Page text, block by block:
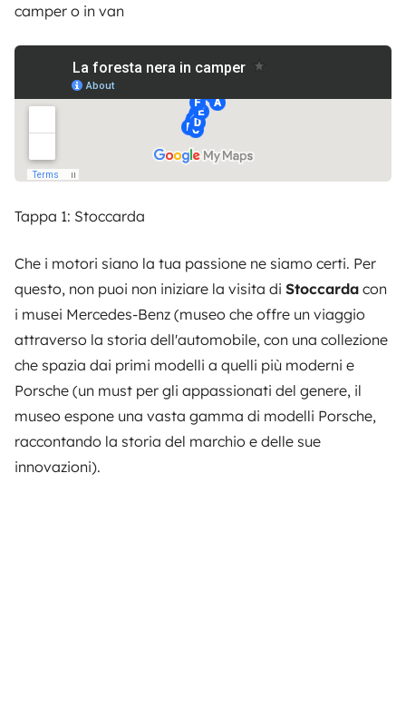
camper o in van
Tappa 1: Stoccarda
Che i motori siano la tua passione ne siamo certi. Per
questo, non puoi non iniziare la visita di Stoccarda con
i musei Mercedes-Benz (museo che offre un viaggio
attraverso la storia dell'automobile, con una collezione
che spazia dai primi modelli a quelli più moderni e
Porsche (un must per gli appassionati del genere, il
museo espone una vasta gamma di modelli Porsche,
raccontando la storia del marchio e delle sue
innovazioni).